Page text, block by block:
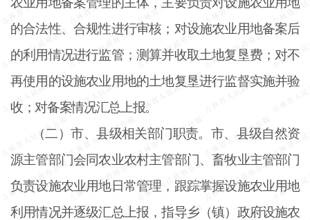
的合法性、合规性进行审核；对设施农业用地备案后
的利用情况进行监管；测算并收取土地复垦费；对不
再使用的设施农业用地的土地复垦进行监督实施并验
收；对备案情况汇总上报。
（二）市、县级相关部门职责。市、县级自然资
源主管部门会同农业农村主管部门、畜牧业主管部门
负责设施农业用地日常管理，跟踪掌握设施农业用地
利用情况并逐级汇总上报，指导乡（镇）政府设施农